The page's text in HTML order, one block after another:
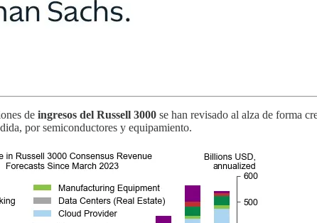
de ingresos del Russell 3000 se han revisado al alza de forma
por semiconductores y equipamiento.